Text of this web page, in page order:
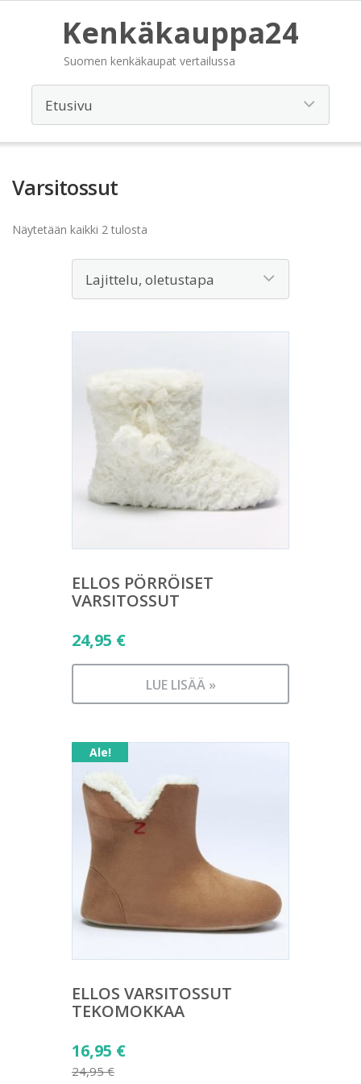
Kenkäkauppa24
Suomen kenkäkaupat vertailussa
Varsitossut
Näytetään kaikki 2 tulosta
ELLOS PÖRRÖISET
VARSITOSSUT
24,95 €
LUE LISÄÄ »
Ale!
ELLOS VARSITOSSUT
TEKOMOKKAA
24,95€
Alkuperäinen
hinta
16,95 €